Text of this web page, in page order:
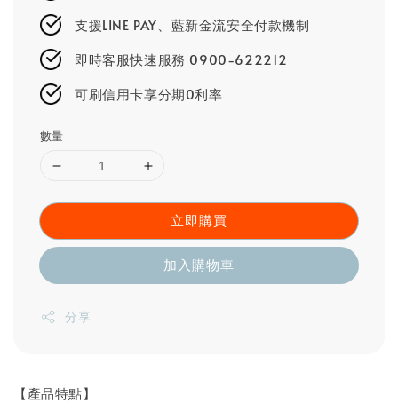
支援LINE PAY、藍新金流安全付款機制
即時客服快速服務 0900-622212
可刷信用卡享分期0利率
數量
立即購買
加入購物車
分享
【產品特點】